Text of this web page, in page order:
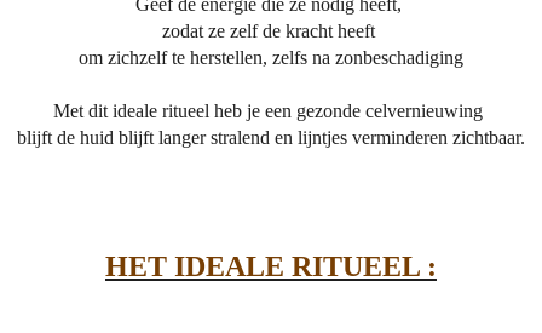
Geef de energie die ze nodig heeft,
zodat ze zelf de kracht heeft
om zichzelf te herstellen, zelfs na zonbeschadiging
Met dit ideale ritueel heb je een gezonde celvernieuwing
blijft de huid blijft langer stralend en lijntjes verminderen zichtbaar.
HET IDEALE RITUEEL :